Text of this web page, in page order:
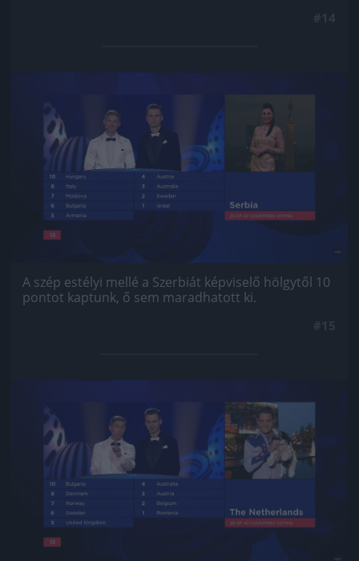
A szép estélyi mellé a Szerbiát képviselő hölgytől 10
pontot kaptunk, ő sem maradhatott ki.
Jön még kép!